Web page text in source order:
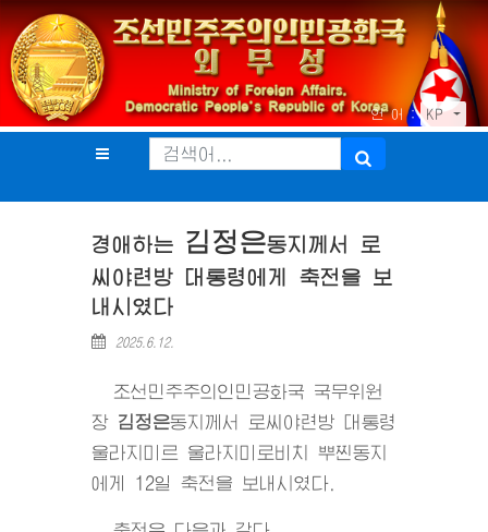
언 어 : KP
경애하는 김정은동지 께서 로
씨야련방 대통령에게 축전을 보
내시였다
2025.6.12.
조선민주주의인민공화국 국무위원
장 김정은동지 께서 로씨야련방 대통령
울라지미르 울라지미로비치 뿌찐동지
에게 12일 축전을 보내시였다.